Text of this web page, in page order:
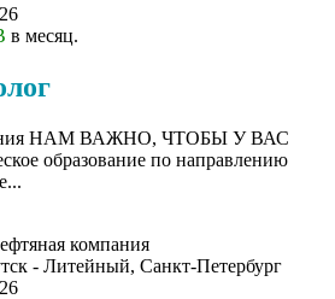
в месяц.
НАМ ВАЖНО, ЧТОБЫ У ВАС
образование по направлению
компания
- Литейный, Санкт-Петербург